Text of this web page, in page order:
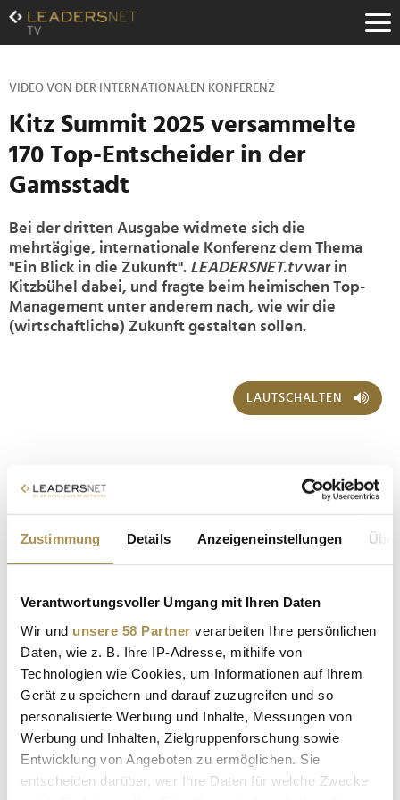
Zustimmung Details Anzeigeneinstellungen
Verantwortungsvoller Umgang mit Ihren Daten
Wir und unsere 58 Partner verarbeiten Ihre persönlichen
Daten, wie z. B. Ihre IP-Adresse, mithilfe von
Technologien wie Cookies, um Informationen auf Ihrem
Gerät zu speichern und darauf zuzugreifen und so
personalisierte Werbung und Inhalte, Messungen von
Werbung und Inhalten, Zielgruppenforschung sowie
Entwicklung von Angeboten zu ermöglichen. Sie
entscheiden darüber, wer Ihre Daten für welche Zwecke
Zum
Inhalt
Zur
Navigation
Hauptnavigation
VIDEO VON DER INTERNATIONALEN KONFERENZ
Kitz Summit 2025 versammelte
170 Top-Entscheider in der
Gamsstadt
Bei der dritten Ausgabe widmete sich die
mehrtägige, internationale Konferenz dem Thema
"Ein Blick in die Zukunft". LEADERSNET.tvwar in
Kitzbühel dabei, und fragte beim heimischen Top-
Management unter anderem nach, wie wir die
(wirtschaftliche) Zukunft gestalten sollen.
LAUTSCHALTEN
Sollten Sie das Video nicht abspielen können, klicken Sie bitte
15.06.2025
KITZSUMMIT